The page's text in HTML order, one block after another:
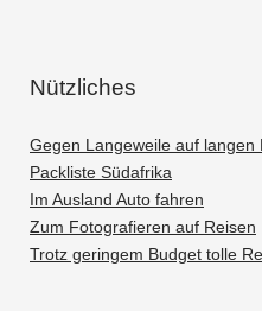
Nützliches
Gegen Langeweile auf langen
Packliste Südafrika
Im Ausland Auto fahren
Zum Fotografieren auf Reisen
Trotz geringem Budget tolle